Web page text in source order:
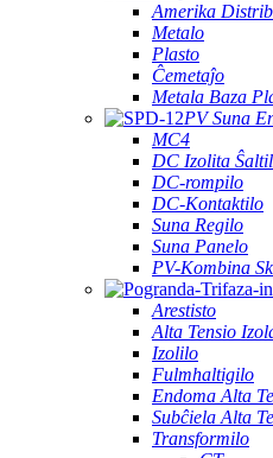
Amerika
Metalo
Plasto
Ĉemetaĵo
Metala Baza
PV Suna
MC4
DC Izolita
DC-rompilo
DC-Kontaktilo
Suna Regilo
Suna Panelo
PV-Kombina
Arestisto
Alta Tensio
Izolilo
Fulmhaltigilo
Endoma Alta
Subĉiela Alta
Transformilo